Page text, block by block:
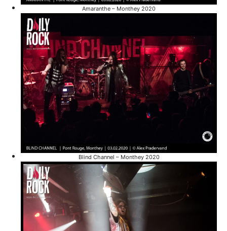
Amaranthe – Monthey 2020
Blind Channel – Monthey 2020